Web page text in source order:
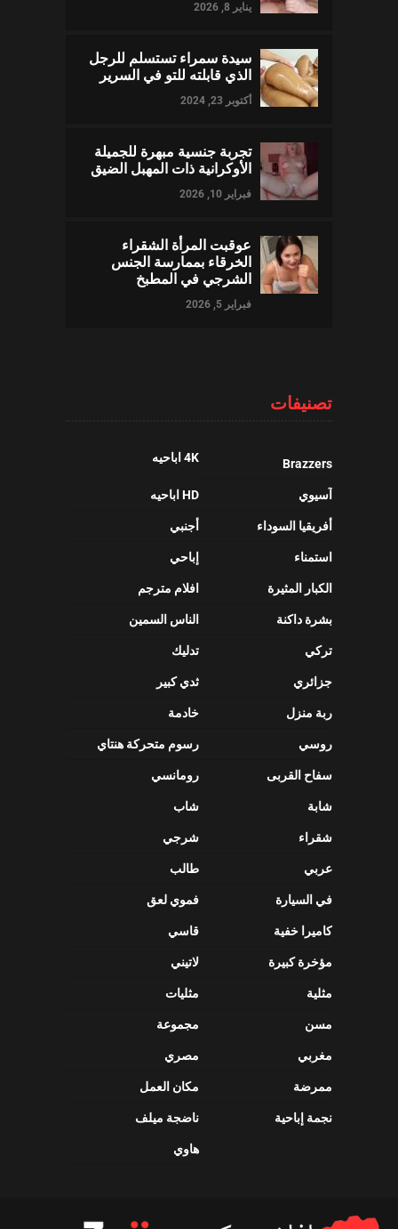
يناير 8, 2026
سيدة سمراء تستسلم للرجل
الذي قابلته للتو في السرير
أكتوبر 23, 2024
تجربة جنسية مبهرة للجميلة
الأوكرانية ذات المهبل الضيق
فبراير 10, 2026
عوقبت المرأة الشقراء
الخرقاء بممارسة الجنس
الشرجي في المطبخ
فبراير 5, 2026
تصنيفات
4K اباحيه Brazzers
HD اباحيه آسيوي
أجنبي أفريقيا السوداء
إباحي استمناء
افلام مترجم الكبار المثيرة
الناس السمين بشرة داكنة
تدليك تركي
ثدي كبير جزائري
خادمة ربة منزل
رسوم متحركة هنتاي روسي
رومانسي سفاح القربى
شاب شابة
شرجي شقراء
طالب عربي
فموي لعق في السيارة
قاسي كاميرا خفية
لاتيني مؤخرة كبيرة
مثليات مثلية
مجموعة مسن
مصري مغربي
مكان العمل ممرضة
ناضجة ميلف نجمة إباحية
هاوي